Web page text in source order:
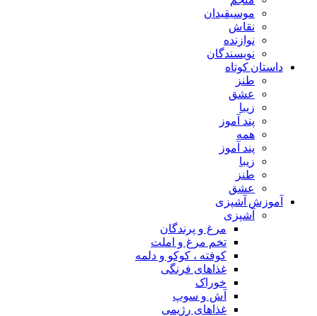
موسیقیدان
نقاش
نوازنده
نویسندگان
داستان کوتاه
طنز
عشق
زیبا
پند آموز
همه
پند آموز
زیبا
طنز
عشق
آموزش آشپزی
آشپزی
مرغ و پرندگان
تخم مرغ و املت
کوفته ، کوکو و دلمه
غذاهای فرنگی
خوراک
آش و سوپ
غذاهای رژیمی